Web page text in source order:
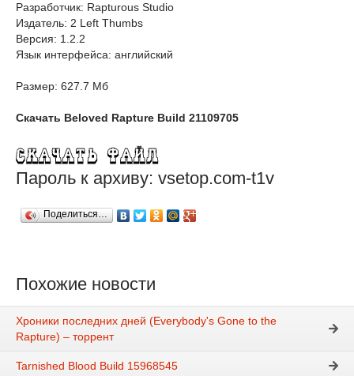
Разработчик: Rapturous Studio
Издатель: 2 Left Thumbs
Версия: 1.2.2
Язык интерфейса: английский
Размер: 627.7 Мб
Скачать Beloved Rapture Build 21109705
Пароль к архиву: vsetop.com-t1v
Поделиться…
Похожие новости
Хроники последних дней (Everybody's Gone to the
Rapture) – торрент
Tarnished Blood Build 15968545